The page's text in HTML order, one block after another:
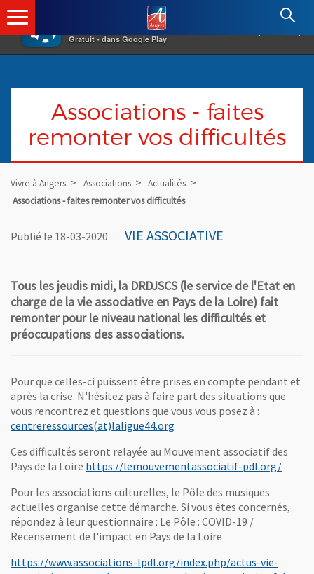
×
Gratuit - dans Google Play
Angers.fr : Retour à l'accueil
Associations - faites
remonter vos difficultés
Vivre à Angers Associations
Actualités
Associations - faites remonter vos difficultés
Publié le 18-03-2020 VIE ASSOCIATIVE
Tous les jeudis midi, la DRDJSCS (le service de l'Etat en
charge de la vie associative en Pays de la Loire) fait
remonter pour le niveau national les difficultés et
préoccupations des associations.
Pour que celles-ci puissent être prises en compte pendant et
après la crise. N'hésitez pas à faire part des situations que
vous rencontrez et questions que vous vous posez à :
centreressources(at)laligue44.org
Ces difficultés seront relayée au Mouvement associatif des
Pays de la Loire https://lemouvementassociatif-pdl.org/,
Pour les associations culturelles, le Pôle des musiques
actuelles organise cette démarche. Si vous êtes concernés,
répondez à leur questionnaire : Le Pôle : COVID-19 /
Recensement de l'impact en Pays de la Loire
https://www.associations-lpdl.org/index.php/actus-vie-